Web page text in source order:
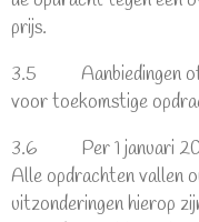
prijs.
3.5 Aanbiedingen of
voor toekomstige
3.6 Per 1 januari
Alle opdrachten vallen
uitzonderingen hierop